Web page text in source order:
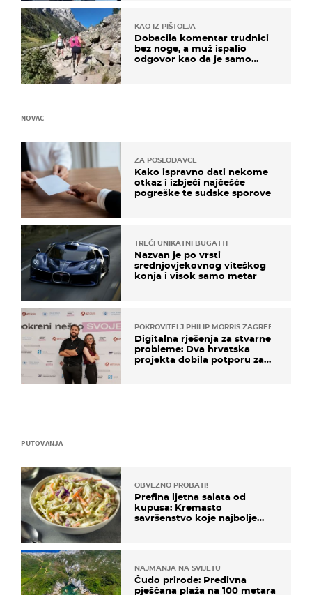
KAO IZ PIŠTOLJA
Dobacila komentar trudnici
bez noge, a muž ispalio
odgovor kao da je samo
PUTOVANJA
OBVEZNO PROBATI!
Prefina ljetna salata od
kupusa: Kremasto
savršenstvo koje najbolje
NAJMANJA NA SVIJETU
Čudo prirode: Predivna
pješčana plaža na 100 metara
NOVAC
ZA POSLODAVCE
Kako ispravno dati nekome
otkaz i izbjeći najčešće
pogreške te sudske sporove
TREĆI UNIKATNI BUGATTI
Nazvan je po vrsti
srednjovjekovnog viteškog
konja i visok samo metar
POKROVITELJ PHILIP MORRIS ZAGREB
Digitalna rješenja za stvarne
probleme: Dva hrvatska
projekta dobila potporu za